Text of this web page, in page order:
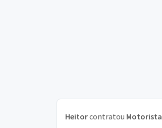
Heitorcontratou Motorista